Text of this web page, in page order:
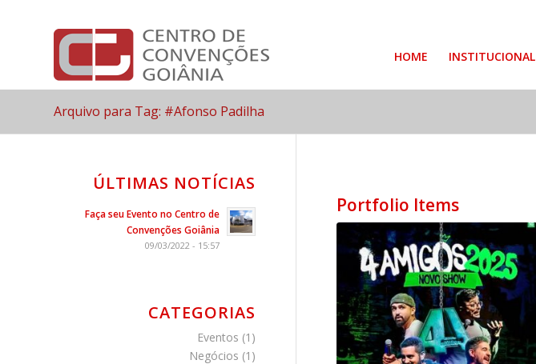
HOME INSTITUCIONAL
Arquivo para Tag: #Afonso Padilha
Portfolio Items
ÚLTIMAS NOTÍCIAS
Faça seu Evento no Centro de
Convenções Goiânia
09/03/2022 - 15:57
CATEGORIAS
Eventos (1)
Negócios (1)